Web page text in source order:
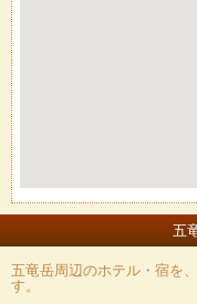
五
五竜岳周辺のホテル・宿を
す。